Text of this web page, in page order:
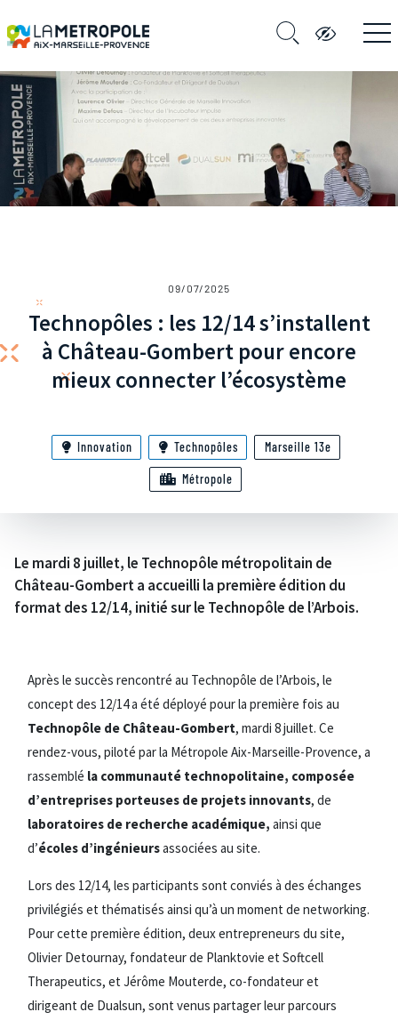
09/07/2025
Technopôles : les 12/14 s’installent
à Château-Gombert pour encore
mieux connecter l’écosystème
Innovation Technopôles Marseille 13e
Métropole
Le mardi 8 juillet, le Technopôle métropolitain de
Château-Gombert a accueilli la première édition du
format des 12/14, initié sur le Technopôle de l’Arbois.
Après le succès rencontré au Technopôle de l’Arbois, le
concept des 12/14 a été déployé pour la première fois au
Technopôle de Château-Gombert, mardi 8 juillet. Ce
rendez-vous, piloté par la Métropole Aix-Marseille-Provence, a
rassemblé la communauté technopolitaine, composée
d’entreprises porteuses de projets innovants, de
laboratoires de recherche académique, ainsi que
d’écoles d’ingénieursassociées au site.
Lors des 12/14, les participants sont conviés à des échanges
privilégiés et thématisés ainsi qu’à un moment de networking.
Pour cette première édition, deux entrepreneurs du site,
Olivier Detournay, fondateur de Planktovie et Softcell
Therapeutics, et Jérôme Mouterde, co-fondateur et
dirigeant de Dualsun, sont venus partager leur parcours